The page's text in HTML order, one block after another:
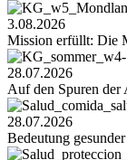
3.08.2026
Mission erfüllt: Die
28.07.2026
Auf den Spuren der
28.07.2026
Bedeutung